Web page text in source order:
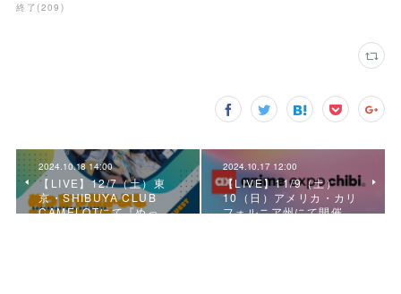
終了 (209 )
2024.10.18 14:00
【LIVE】12/7（土）東
京・SHIBUYA CLUB
CAMELOTにて『めっ…
2024.10.17 12:00
【LIVE】11/9（土）
10（日）アメリカ・カリ
フォルニア州にて開催…